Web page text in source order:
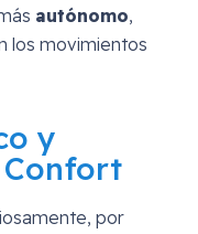
autónomo,
los movimientos
y
Confort
por